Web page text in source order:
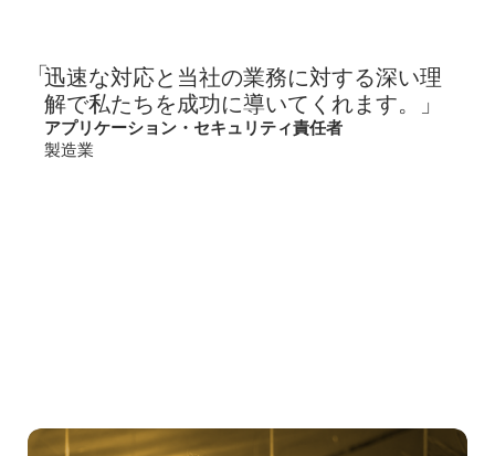
迅速な対応と当社の業務に対する深い理
解で私たちを成功に導いてくれます。」
アプリケーション・セキュリティ責任者
製造業